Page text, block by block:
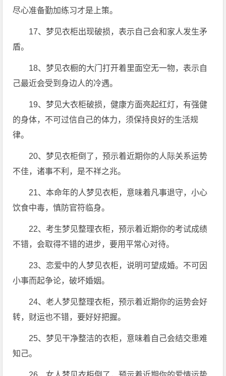
尽心准备勤加练习才是上策。
17、梦见衣柜出现破损，表示自己会和家人发生矛
盾。
18、梦见衣橱的大门打开着里面空无一物，表示自
己最近会受到身边人的冷遇。
19、梦见大衣柜破损，健康方面亮起红灯，有强健
的身体，不可过信自己的体力，须保持良好的生活规
律。
20、梦见衣柜倒了，预示着近期你的人际关系运势
不佳，诸事不利，是不祥之兆。
21、本命年的人梦见衣柜，意味着凡事退守，小心
饮食中毒，慎防官符临身。
22、考生梦见整理衣柜，预示着近期你的考试成绩
不错，会取得不错的进步，要用平常心对待。
23、恋爱中的人梦见衣柜，说明可望成婚。不可因
小事而起争论，破坏婚姻。
24、老人梦见整理衣柜，预示着近期你的运势会好
转，财运也不错，要好好把握。
25、梦见干净整洁的衣柜，意味着自己会结交患难
知己。